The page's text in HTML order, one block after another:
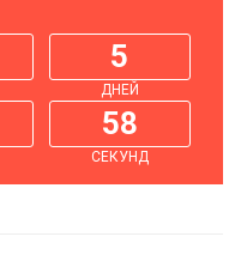
5
ДНЕЙ
59
СЕКУНД